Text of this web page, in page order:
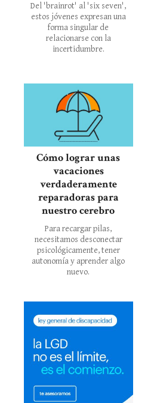
Del 'brainrot' al 'six seven',
estos jóvenes expresan una
forma singular de
relacionarse con la
incertidumbre.
Cómo lograr unas
vacaciones
verdaderamente
reparadoras para
nuestro cerebro
Para recargar pilas,
necesitamos desconectar
psicológicamente, tener
autonomía y aprender algo
nuevo.